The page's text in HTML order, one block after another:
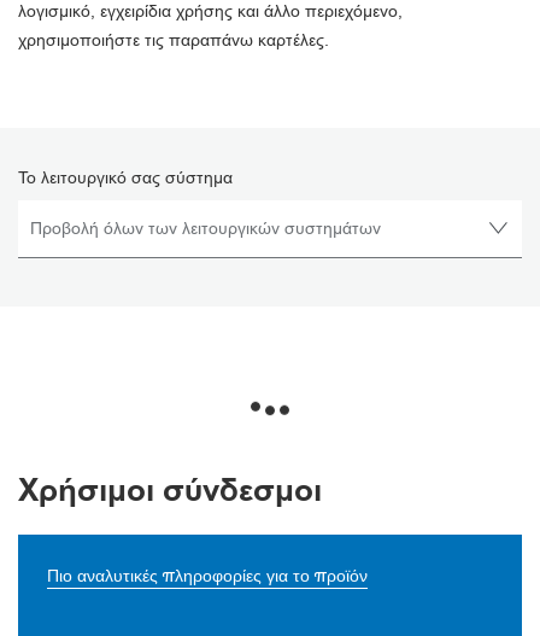
λογισμικό, εγχειρίδια χρήσης και άλλο περιεχόμενο,
χρησιμοποιήστε τις παραπάνω καρτέλες.
Το λειτουργικό σας σύστημα
Χρήσιμοι σύνδεσμοι
Πιο αναλυτικές πληροφορίες για το προϊόν